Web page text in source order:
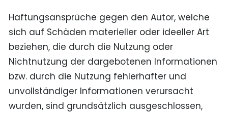
Haftungsansprüche gegen den Autor, welche
sich auf Schäden materieller oder ideeller Art
beziehen, die durch die Nutzung oder
Nichtnutzung der dargebotenen Informationen
bzw. durch die Nutzung fehlerhafter und
unvollständiger Informationen verursacht
wurden, sind grundsätzlich ausgeschlossen,